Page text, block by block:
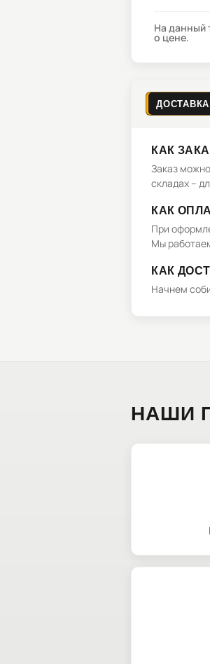
На данный
о цене.
КАК
Заказ
складах –
КАК
При
Мы
КАК
Начнем
НАШИ